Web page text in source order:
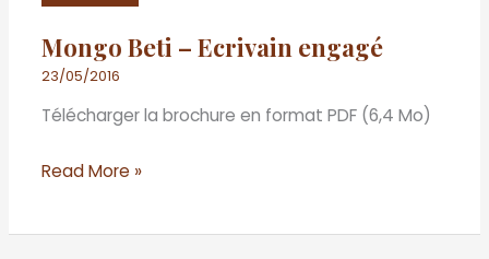
Mongo Beti – Ecrivain engagé
23/05/2016
Télécharger la brochure en format PDF (6,4 Mo)
engagé
Read More »